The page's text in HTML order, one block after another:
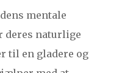
mentale
deres naturlige
til en gladere og